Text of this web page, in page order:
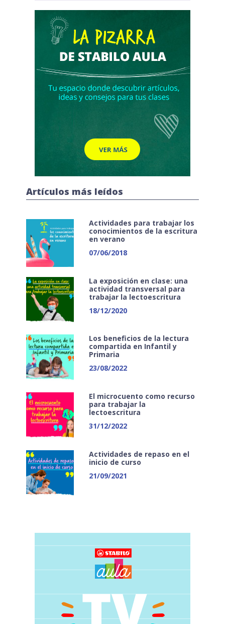
Artículos más leídos
Actividades para trabajar los
conocimientos de la escritura
en verano
07/06/2018
La exposición en clase: una
actividad transversal para
trabajar la lectoescritura
18/12/2020
Los beneficios de la lectura
compartida en Infantil y
Primaria
23/08/2022
El microcuento como recurso
para trabajar la
lectoescritura
31/12/2022
Actividades de repaso en el
inicio de curso
21/09/2021